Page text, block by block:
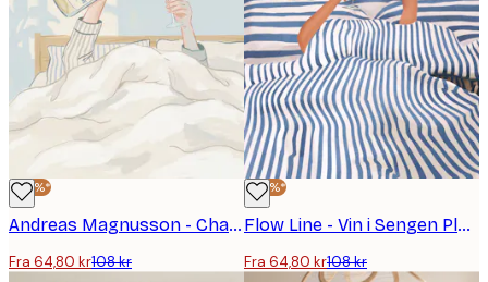
-40%*
Andreas Magnusson - Champagne Morgen i Sengen Plakat
Fra 64,80 kr108 kr
-40%*
Flow Line - Vin i Sengen Plakat
Fra 64,80 kr108 kr